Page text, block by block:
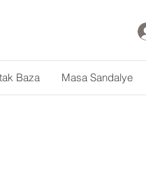
Baza Masa Sandalye